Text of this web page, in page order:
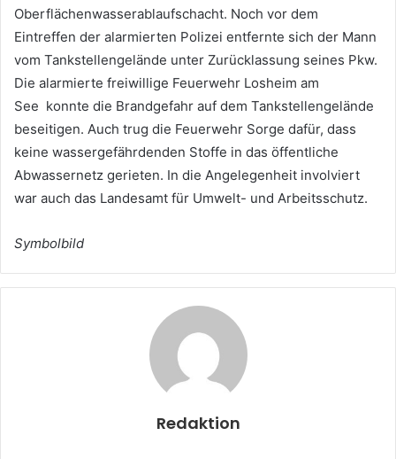
Oberflächenwasserablaufschacht. Noch vor dem
Eintreffen der alarmierten Polizei entfernte sich der Mann
vom Tankstellengelände unter Zurücklassung seines Pkw.
Die alarmierte freiwillige Feuerwehr Losheim am
See konnte die Brandgefahr auf dem Tankstellengelände
beseitigen. Auch trug die Feuerwehr Sorge dafür, dass
keine wassergefährdenden Stoffe in das öffentliche
Abwassernetz gerieten. In die Angelegenheit involviert
war auch das Landesamt für Umwelt- und Arbeitsschutz.
Symbolbild
Redaktion